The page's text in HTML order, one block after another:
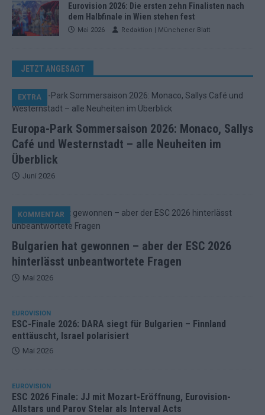
Eurovision 2026: Die ersten zehn Finalisten nach
dem Halbfinale in Wien stehen fest
Mai 2026 Redaktion | Münchener Blatt
JETZT ANGESAGT
Europa-Park Sommersaison 2026: Monaco, Sallys
Café und Westernstadt – alle Neuheiten im
Überblick
EXTRA
Juni 2026
Bulgarien hat gewonnen – aber der ESC 2026
hinterlässt unbeantwortete Fragen
KOMMENTAR
Mai 2026
EUROVISION
ESC-Finale 2026: DARA siegt für Bulgarien – Finnland
enttäuscht, Israel polarisiert
Mai 2026
EUROVISION
ESC 2026 Finale: JJ mit Mozart-Eröffnung, Eurovision-
Allstars und Parov Stelar als Interval Acts